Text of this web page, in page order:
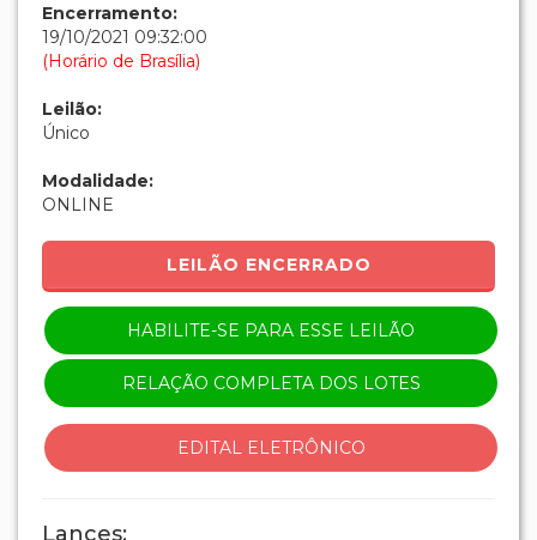
Encerramento:
19/10/2021 09:32:00
(Horário de Brasília)
Leilão:
Único
Modalidade:
ONLINE
LEILÃO ENCERRADO
HABILITE-SE PARA ESSE LEILÃO
RELAÇÃO COMPLETA DOS LOTES
EDITAL ELETRÔNICO
Lances: